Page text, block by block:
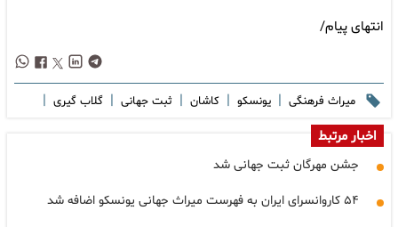
انتهای پیام/
میراث فرهنگی | یونسکو | کاشان | ثبت جهانی | گلاب گیری |
اخبار مرتبط
جشن مهرگان ثبت جهانی شد
۵۴ کاروانسرای ایران به فهرست میراث جهانی یونسکو اضافه شد